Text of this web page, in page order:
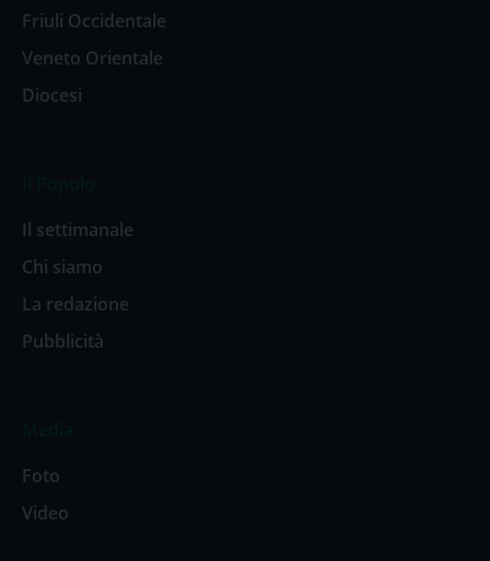
Friuli Occidentale
Veneto Orientale
Diocesi
Il settimanale
Chi siamo
La redazione
Pubblicità
Foto
Video